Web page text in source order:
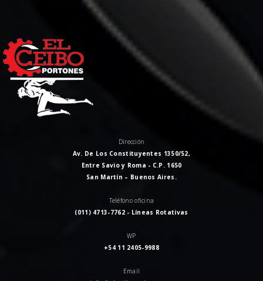
Dirección
Av. De Los Constituyentes 1350/52,
Entre Savio y Roma - C.P. 1650
San Martín – Buenos Aires.
Teléfono oficina
(011) 4713-7762 - Líneas Rotativas
WP
+54 11 2405-9988
Email